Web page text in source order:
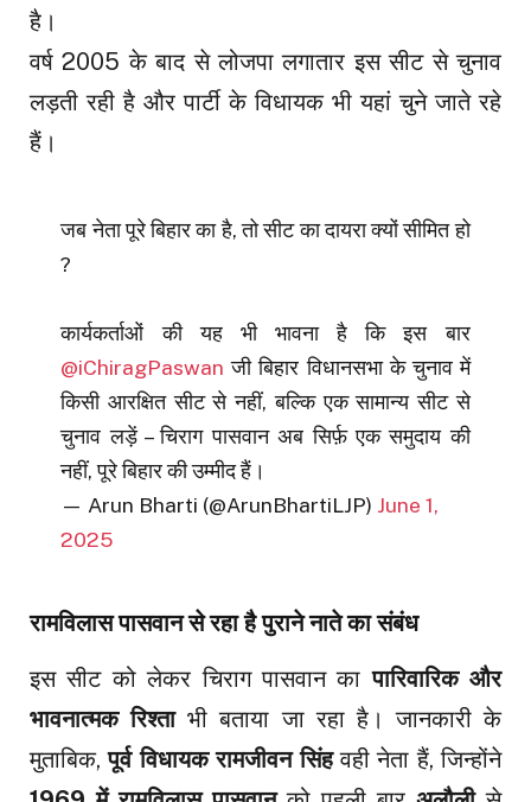
है।
वर्ष 2005 के बाद से लोजपा लगातार इस सीट से चुनाव
लड़ती रही है और पार्टी के विधायक भी यहां चुने जाते रहे
हैं।
जब नेता पूरे बिहार का है, तो सीट का दायरा क्यों सीमित हो
?
कार्यकर्ताओं की यह भी भावना है कि इस बार
@iChiragPaswan जी बिहार विधानसभा के चुनाव में
किसी आरक्षित सीट से नहीं, बल्कि एक सामान्य सीट से
चुनाव लड़ें – चिराग पासवान अब सिर्फ़ एक समुदाय की
नहीं, पूरे बिहार की उम्मीद हैं।
— Arun Bharti (@ArunBhartiLJP) June 1,
2025
रामविलास पासवान से रहा है पुराने नाते का संबंध
इस सीट को लेकर चिराग पासवान कापारिवारिक और
भावनात्मक रिश्ताभी बताया जा रहा है। जानकारी के
मुताबिक,पूर्व विधायक रामजीवन सिंहवही नेता हैं, जिन्होंने